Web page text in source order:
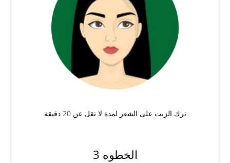
ترك الزيت على الشعر لمدة لا تقل عن 20 دقيقة
الخطوه 3